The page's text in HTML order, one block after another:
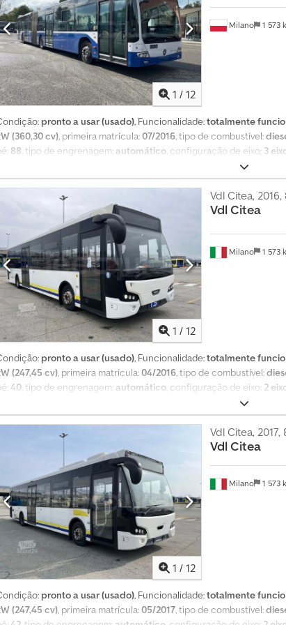
- Aquecedor de estacionamento Vendido pela Fleequid,
1 / 12
Milano 1 573
pronto a usar (usado), Funcionalidade:totalmente
(360,30 cv), primeira matrícula:07/2016, tipo de combustível:
88, tipo de engrenagem: automático, configuração de eixo: 3
17 960 mm
ABS, adaptado para pessoas com deficiência,
, Autocarro urbano – Mercedes-Benz Conecto Dados
829.415 - Lugares sentados: 131 - Norma Euro: Euro 6 -
kW (360 CV) - Comprimento: 17,96 m - Eixos: 3 - Motor: Mercedes-
Djdpfxszqwa To Ac Hsck - ABS - ASR - Travão retardador - Rampa
Fleequid, o mercado europeu de autocarros usados.
1 / 12
Milano 1 573
Vdl Citea,
VdlCitea
pronto a usar (usado), Funcionalidade:totalmente
(247,45 cv), primeira matrícula:04/2016, tipo de combustível:
40, tipo de engrenagem: automático, configuração de eixo: 2
11 980 mm
ABS, adaptado para pessoas com deficiência,
, Autocarro urbano – Vdl Citea Dados técnicos: - Primeira
Lugares sentados: 83 Dcodezqwa Hspfx Ac Hsk - Normativa de
Automática - Potência: 182 kW (247 CV) - Comprimento: 11,98 m -
- ABS - ASR - Travão retardador - Rampa para
pela Fleequid, o mercado europeu de autocarros usados.
1 / 12
Milano 1 573
Vdl Citea,
VdlCitea
pronto a usar (usado), Funcionalidade:totalmente
(247,45 cv) , primeira matrícula:05/2017 , tipo de combustível: